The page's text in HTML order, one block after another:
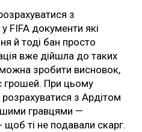
з
FIFA документи які
й тоді бан просто
вже дійшла до таких
зробити висновок,
грошей. При цьому
з Ардітом
гравцями —
ті не подавали скарг.